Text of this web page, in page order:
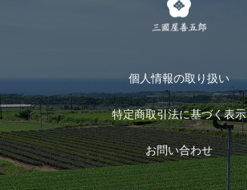
お茶のギフト
おすすめのお茶
お茶に合うスイーツ
ログイン
ログアウト
個人情報の取り扱い
特定商取引法に基づく表示
お問い合わせ